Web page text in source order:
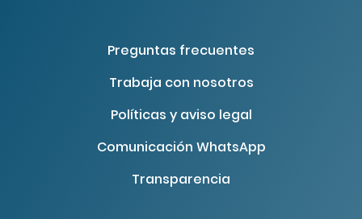
Preguntas frecuentes
Trabaja con nosotros
Políticas y aviso legal
Comunicación WhatsApp
Transparencia